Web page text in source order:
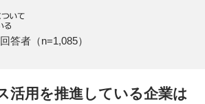
答者（n=1,085）
活用を推進している企業は